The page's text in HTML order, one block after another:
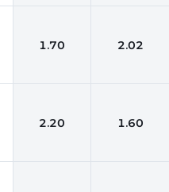
1.70 2.02
2.20 1.60